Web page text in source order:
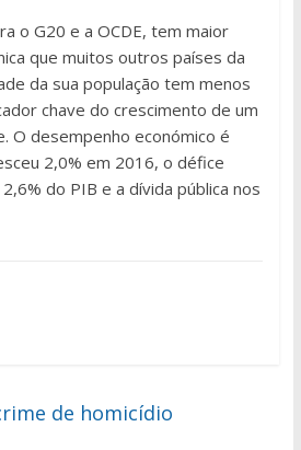
o G20 e a OCDE, tem maior
que muitos outros países da
da sua população tem menos
chave do crescimento de um
O desempenho económico é
2,0% em 2016, o défice
do PIB e a dívida pública nos
de homicídio